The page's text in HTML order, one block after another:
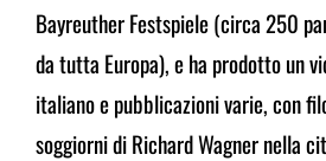
Bayreuther Festspiele (circa 250
da tutta Europa), e ha prodotto un
italiano e pubblicazioni varie, con
soggiorni di Richard Wagner nella